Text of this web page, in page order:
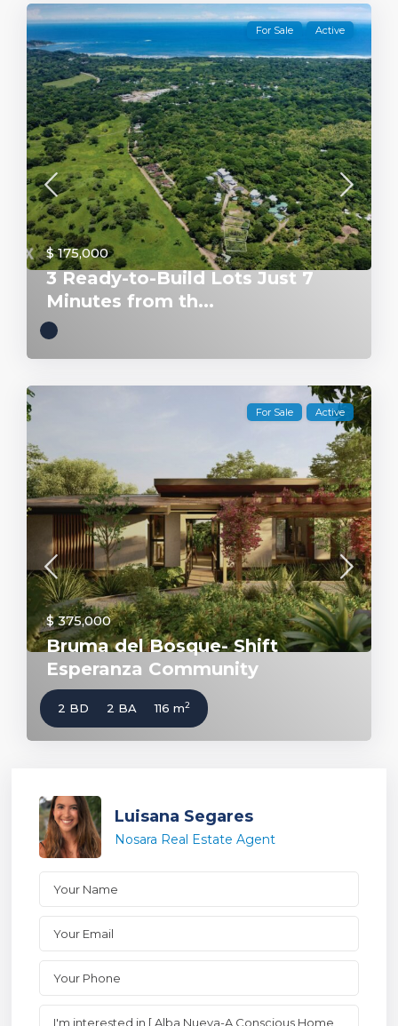
For Sale Active
$ 175,000
3 Ready-to-Build Lots Just 7
Minutes from th...
For Sale Active
$ 375,000
Bruma del Bosque- Shift
Esperanza Community
2 BD 2 BA 116 m2
Luisana Segares
Nosara Real Estate Agent